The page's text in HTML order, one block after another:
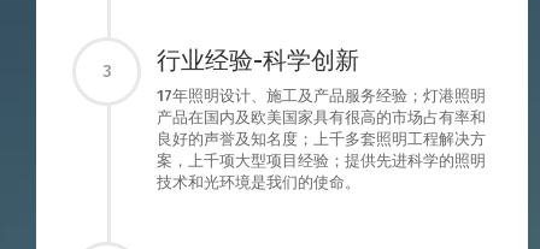
3 行业经验-科学创新
17年照明设计、施工及产品服务经验；灯港照明
产品在国内及欧美国家具有很高的市场占有率和
良好的声誉及知名度；上千多套照明工程解决方
案，上千项大型项目经验；提供先进科学的照明
技术和光环境是我们的使命。